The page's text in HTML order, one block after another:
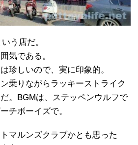
う店だ。
気である。
珍しいので、実に印象的。
乗りながらラッキーストライク
。BGMは、ステッペンウルフで
チボーイズで。
マルンズクラブかとも思った